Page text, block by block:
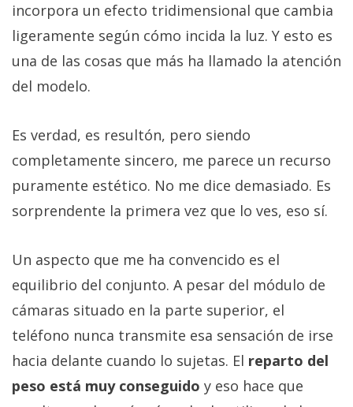
incorpora un efecto tridimensional que cambia
ligeramente según cómo incida la luz. Y esto es
una de las cosas que más ha llamado la atención
del modelo.
Es verdad, es resultón, pero siendo
completamente sincero, me parece un recurso
puramente estético. No me dice demasiado. Es
sorprendente la primera vez que lo ves, eso sí.
Un aspecto que me ha convencido es el
equilibrio del conjunto. A pesar del módulo de
cámaras situado en la parte superior, el
teléfono nunca transmite esa sensación de irse
hacia delante cuando lo sujetas. El reparto del
peso está muy conseguido y eso hace que